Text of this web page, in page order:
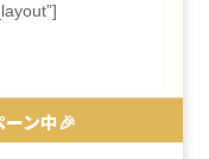
ン中🎉